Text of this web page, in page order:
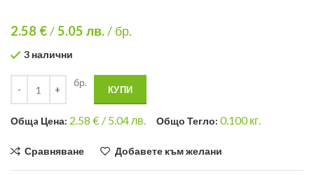
2.58 €/5.05 лв./ бр.
3 налични
бр.
КУПИ
Общa Цена: 2.58 € / 5.04 лв. Общо Тегло: 0.100кг.
Сравняване Добавете към желани